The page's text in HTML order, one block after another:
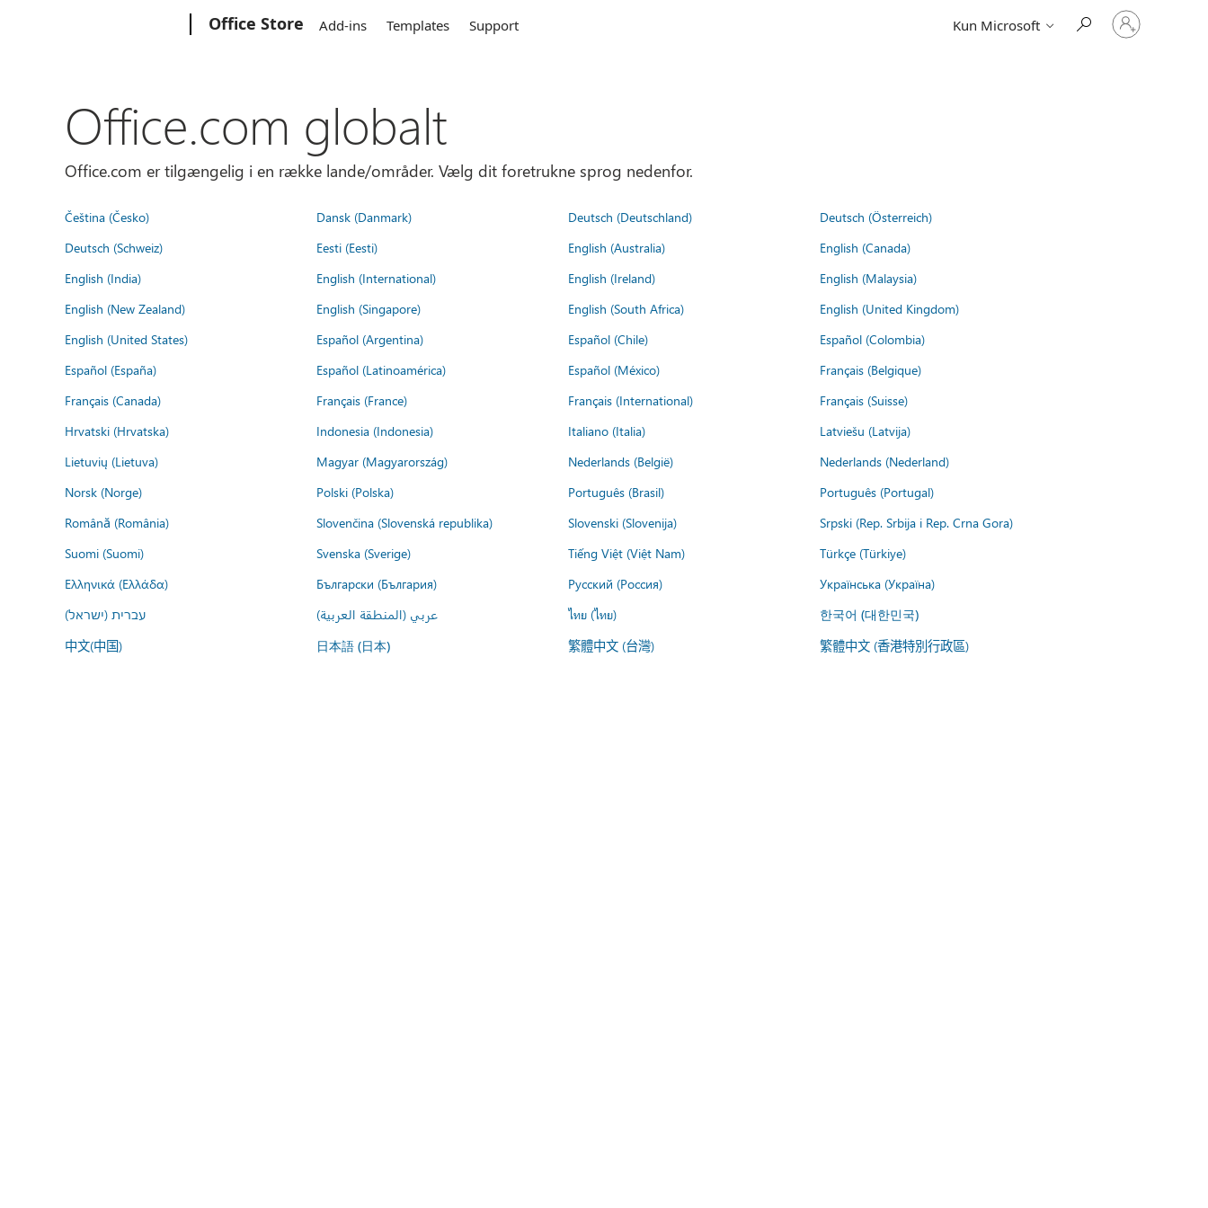
Office Store Add-ins Templates Support Kun Microsoft
Log
på
din
Office.com globalt
Office.com er tilgængelig i en række lande/områder. Vælg dit foretrukne sprog nedenfor.
Čeština (Česko) Dansk (Danmark) Deutsch (Deutschland)
Deutsch (Österreich)
Deutsch (Schweiz)
Eesti (Eesti) English (Australia)
English (Canada)
English (India)
English (International) English (Ireland)
English (Malaysia)
English (New Zealand)
English (Singapore) English (South Africa)
English (United Kingdom)
English (United States)
Español (Argentina) Español (Chile)
Español (Colombia)
Español (España)
Español (Latinoamérica) Español (México)
Français (Belgique)
Français (Canada)
Français (France) Français (International)
Français (Suisse)
Hrvatski (Hrvatska)
Indonesia (Indonesia) Italiano (Italia)
Latviešu (Latvija)
Lietuvių (Lietuva)
Magyar (Magyarország) Nederlands (België)
Nederlands (Nederland)
Norsk (Norge)
Polski (Polska) Português (Brasil)
Português (Portugal)
Română (România)
Slovenčina (Slovenská republika) Slovenski (Slovenija)
Srpski (Rep. Srbija i Rep. Crna Gora)
Suomi (Suomi)
Svenska (Sverige) Tiếng Việt (Việt Nam)
Türkçe (Türkiye)
Ελληνικά (Ελλάδα)
Български (България) Русский (Россия)
Українська (Україна)
עברית (ישראל)
عربي (المنطقة العربية) ไทย (ไทย) 한국어 (대한민국)
中文(中国) 日本語 (日本) 繁體中文 (台灣) 繁體中文 (香港特別行政區)